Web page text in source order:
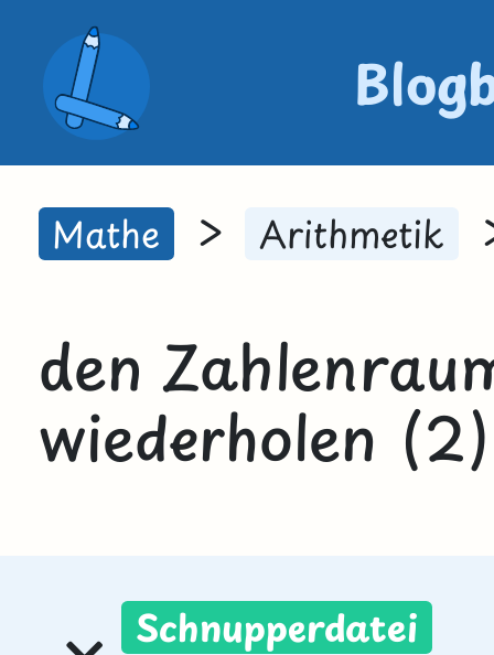
Mathe > Arithmetik
den
wiederholen (2)
Schnupperdatei